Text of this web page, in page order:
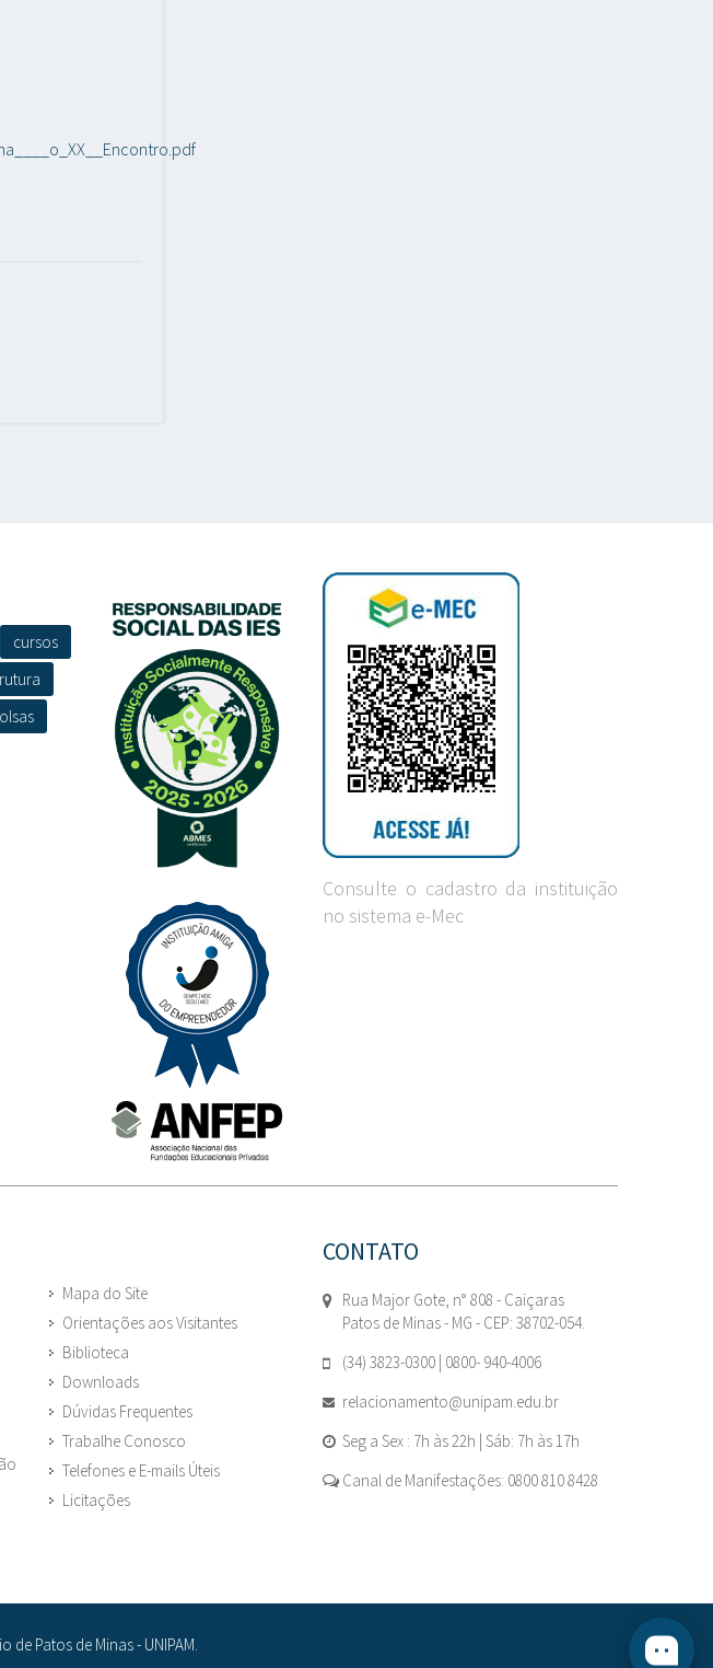
cursos
Consulte o cadastro da instituição
no sistema e-Mec
Mapa do Site
Orientações aos Visitantes
Biblioteca
Downloads
Dúvidas Frequentes
Trabalhe Conosco
Telefones e E-mails Úteis
Licitações
CONTATO
Rua Major Gote, n° 808 - Caiçaras
Patos de Minas - MG - CEP: 38702-054.
(34) 3823-0300 | 0800- 940-4006
relacionamento@unipam.edu.br
Seg a Sex : 7h às 22h | Sáb: 7h às 17h
Canal de Manifestações: 0800 810 8428
Patos de Minas - UNIPAM.